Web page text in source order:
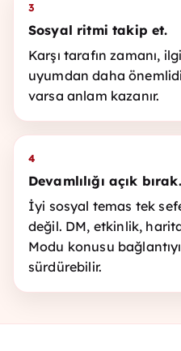
3
Sosyal ritmi takip et.
Karşı tarafın zamanı,
uyumdan daha
varsa anlam kazanır.
4
Devamlılığı açık bırak.
İyi sosyal temas tek
değil. DM, etkinlik,
Modu konusu
sürdürebilir.